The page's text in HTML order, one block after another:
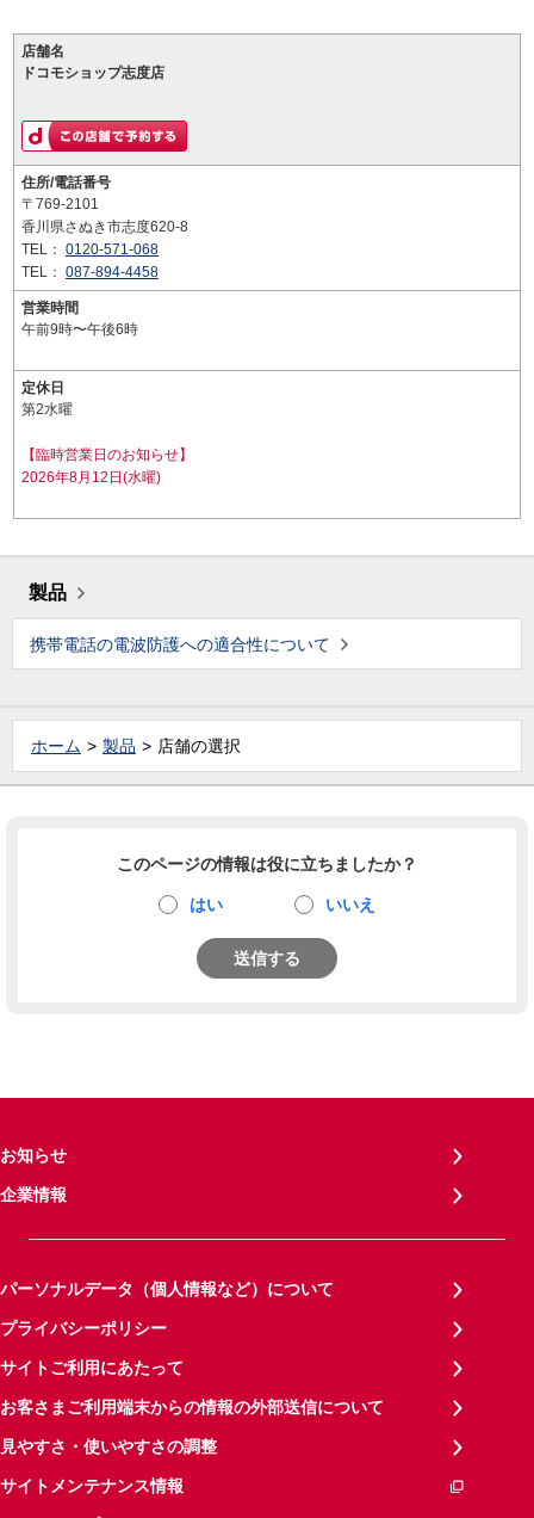
店舗名
ドコモショップ志度店
住所/電話番号
〒769-2101
香川県さぬき市志度620-8
TEL： 0120-571-068
TEL： 087-894-4458
営業時間
午前9時〜午後6時
定休日
第2水曜
【臨時営業日のお知らせ】
2026年8月12日(水曜)
製品
携帯電話の電波防護への適合性について
ホーム 製品 店舗の選択
このページの情報は役に立ちましたか？
はい いいえ
送信する
お知らせ
企業情報
パーソナルデータ（個人情報など）について
プライバシーポリシー
サイトご利用にあたって
お客さまご利用端末からの情報の外部送信について
見やすさ・使いやすさの調整
サイトメンテナンス情報